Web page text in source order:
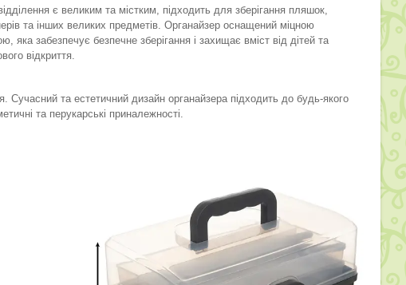
є великим та містким, підходить для зберігання пляшок,
та інших великих предметів. Органайзер оснащений міцною
яка забезпечує безпечне зберігання і захищає вміст від дітей та
відкриття.
Сучасний та естетичний дизайн органайзера підходить до будь-якого
та перукарські приналежності.